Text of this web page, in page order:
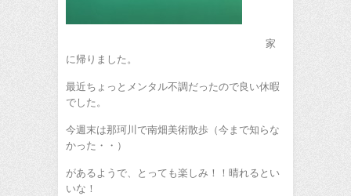
家
に帰りました。
最近ちょっとメンタル不調だったので良い休暇
でした。
今週末は那珂川で南畑美術散歩（今まで知らな
かった・・）
があるようで、とっても楽しみ！！晴れるとい
いな！